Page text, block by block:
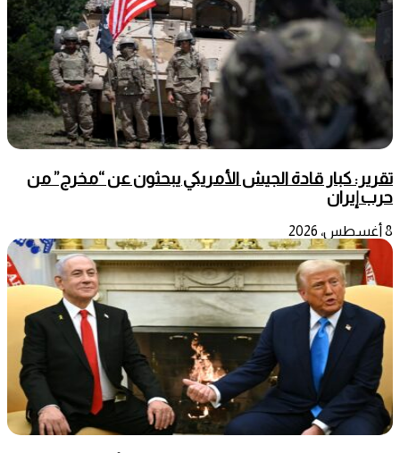
تقرير: كبار قادة الجيش الأمريكي يبحثون عن “مخرج” من
حرب إيران
8 أغسطس، 2026